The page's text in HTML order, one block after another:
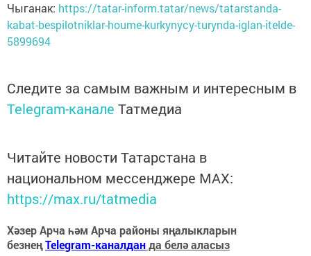
Чыганак: https://tatar-inform.tatar/news/tatarstanda-
kabat-bespilotniklar-houme-kurkynycy-turynda-iglan-itelde-
5899694
Следите за самым важным и интересным в
Telegram-канале Татмедиа
Читайте новости Татарстана в
национальном мессенджере MАХ:
https://max.ru/tatmedia
Хәзер Арча һәм Арча районы яңалыкларын
безнеңTelegram-каналданда белә аласыз